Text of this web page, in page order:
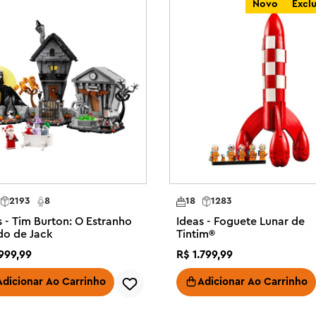
cuidadosamente selecionada
há um projeto de construção
em uma jornada criativa
vapor Expresso do Oriente em
garçom, gerente de estação
do interior, e a
acima da cama no quarto de
decoração externa exibindo a
2193 8
- Tim Burton: O Estranho
de Jack
,99
Ao Carrinho
Novo
1283
18
Ideas - Foguete Lunar de
Tintim®
R$ 1.799,99
Adicionar Ao Carrinho